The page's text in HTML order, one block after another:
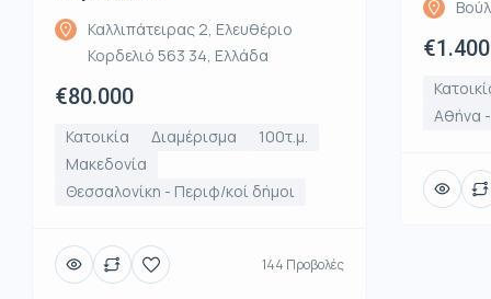
Καλλιπάτειρας 2, Ελευθέριο
Κορδελιό 563 34, Ελλάδα
€80.000
Κατοικία Διαμέρισμα
100τ.μ.
Μακεδονία
Θεσσαλονίκη - Περιφ/κοί δήμοι
144 Προβολές
Αθήνα